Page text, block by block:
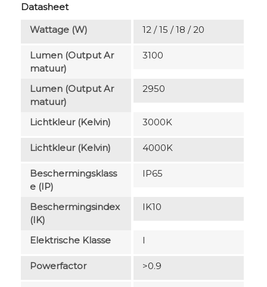
Datasheet
Wattage (W)
12 / 15 / 18 / 20
Lumen (output Ar
Matuur)
3100
Lumen (output Ar
Matuur)
2950
Lichtkleur (Kelvin) 3000K
Lichtkleur (Kelvin) 4000K
Beschermingsklass
E (IP)
IP65
Beschermingsindex
(IK)
IK10
Elektrische Klasse I
Powerfactor >0.9